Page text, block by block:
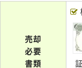
売却
必要
書類